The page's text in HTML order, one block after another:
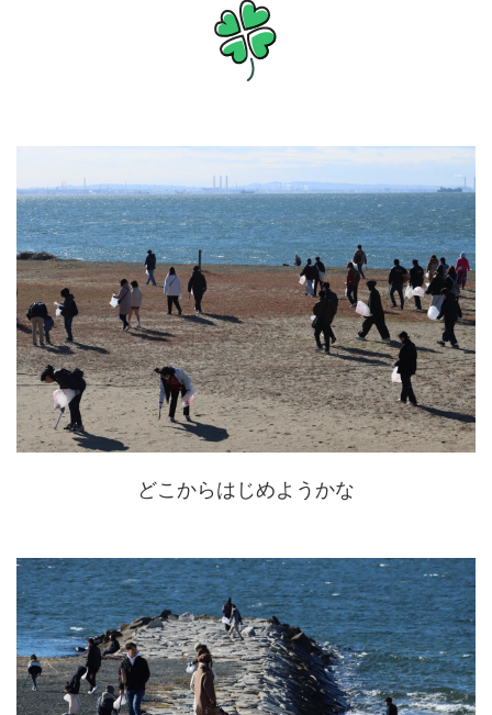
どこからはじめようかな